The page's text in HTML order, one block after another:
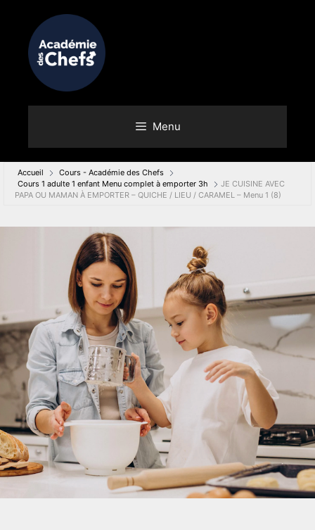
Menu
Accueil
Cours - Académie des Chefs
Cours 1 adulte 1 enfant Menu complet à emporter 3h
JE CUISINE AVEC
PAPA OU MAMAN À EMPORTER – QUICHE / LIEU / CARAMEL – Menu 1 (8)